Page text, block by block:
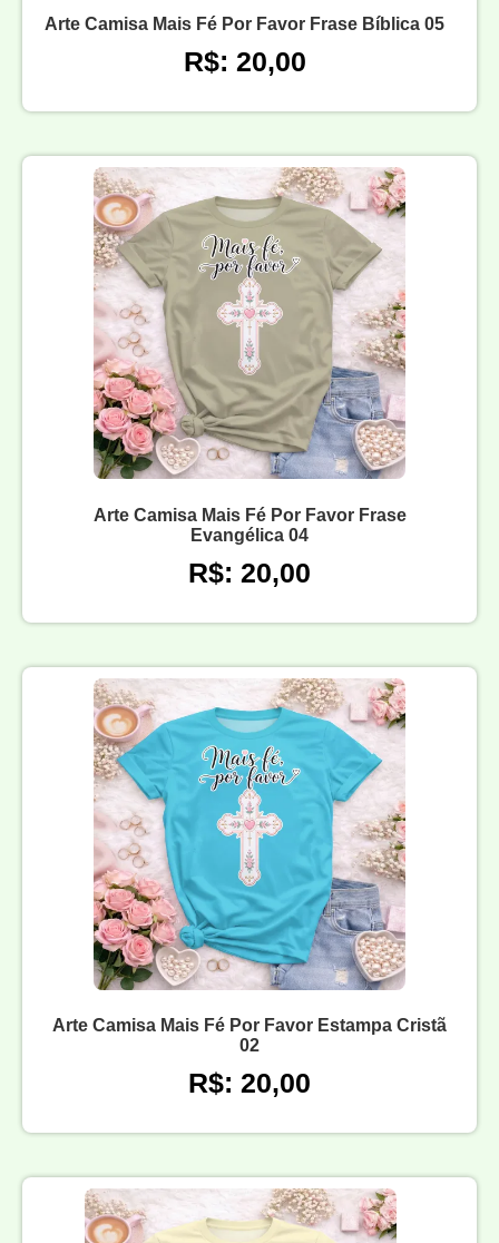
Arte Camisa Mais Fé Por Favor Frase Bíblica 05
R$: 20,00
Arte Camisa Mais Fé Por Favor Frase
Evangélica 04
R$: 20,00
Arte Camisa Mais Fé Por Favor Estampa Cristã
02
R$: 20,00